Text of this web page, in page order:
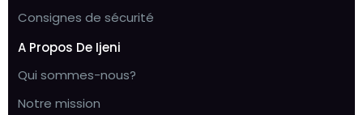
Consignes de sécurité
A Propos De Ijeni
Qui sommes-nous?
Notre mission